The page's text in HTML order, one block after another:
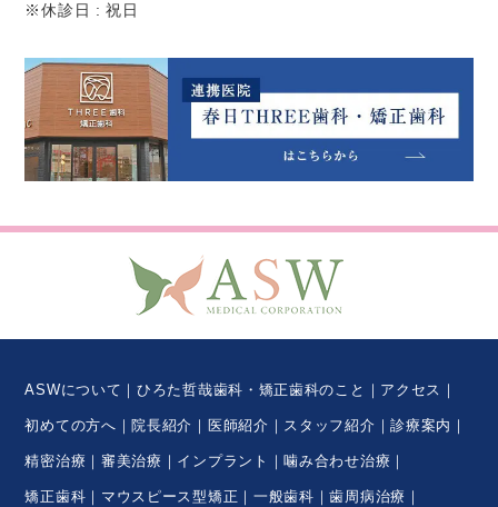
※休診日 : 祝日
ASWについて ひろた哲哉歯科・矯正歯科のこと アクセス
初めての方へ 院長紹介 医師紹介 スタッフ紹介 診療案内
精密治療 審美治療 インプラント 噛み合わせ治療
矯正歯科 マウスピース型矯正 一般歯科 歯周病治療